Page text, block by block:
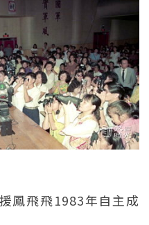
鳳飛飛1983年自主成